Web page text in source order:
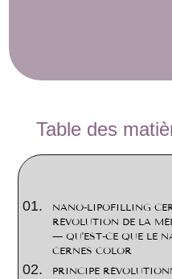
Table des
NANO-LIPOFILLING
RÉVOLUTION DE LA
— QU’EST-CE QUE LE
CERNES COLOR
PRINCIPE